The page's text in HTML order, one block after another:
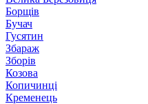
Борщів
Бучач
Гусятин
Збараж
Зборів
Козова
Копичинці
Кременець